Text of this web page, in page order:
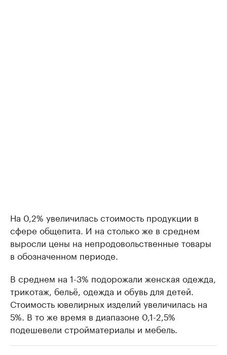
На 0,2% увеличилась стоимость продукции в
сфере общепита. И на столько же в среднем
выросли цены на непродовольственные товары
в обозначенном периоде.
В среднем на 1-3% подорожали женская одежда,
трикотаж, бельё, одежда и обувь для детей.
Стоимость ювелирных изделий увеличилась на
5%. В то же время в диапазоне 0,1-2,5%
подешевели стройматериалы и мебель.